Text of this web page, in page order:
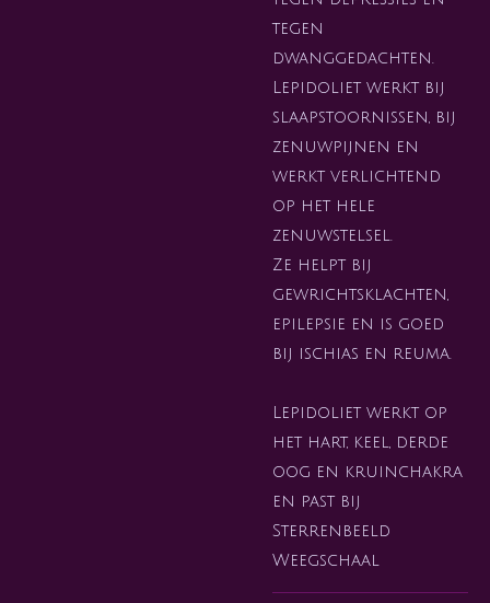
tegen
dwanggedachten.
Lepidoliet werkt bij
slaapstoornissen, bij
zenuwpijnen en
werkt verlichtend
op het hele
zenuwstelsel.
Ze helpt bij
gewrichtsklachten,
epilepsie en is goed
bij ischias en reuma.
Lepidoliet werkt op
het hart, keel, derde
oog en kruinchakra
en past bij
Sterrenbeeld
Weegschaal